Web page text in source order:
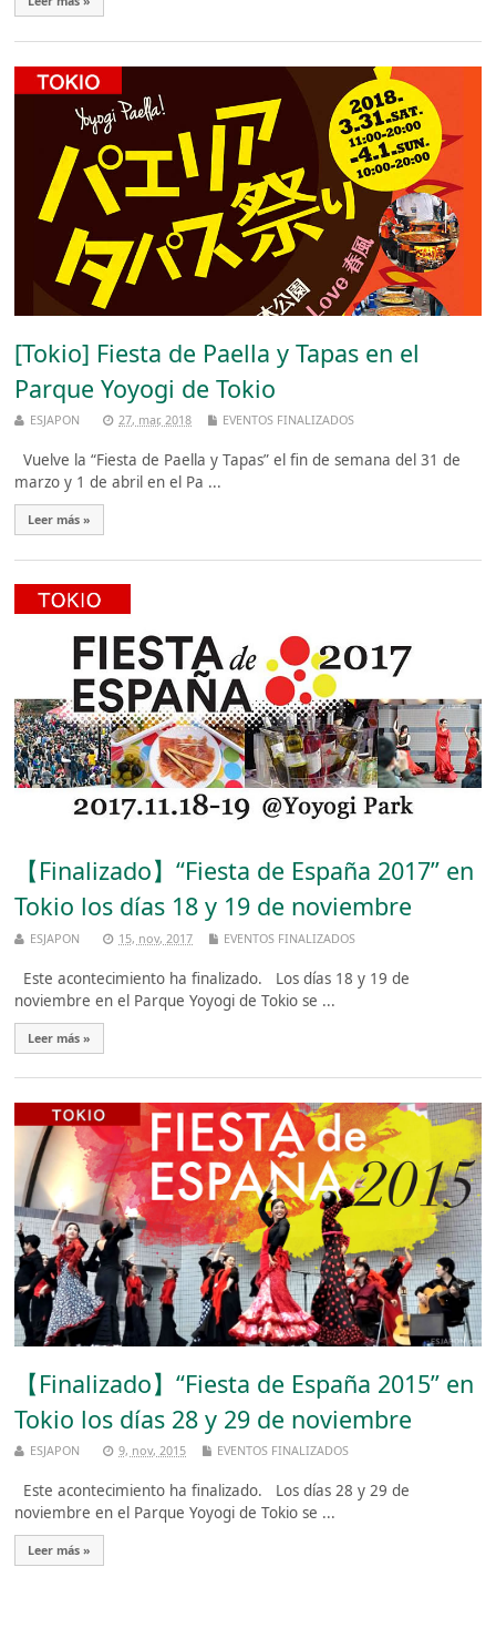
[Tokio] Fiesta de Paella y Tapas en el
Parque Yoyogi de Tokio
ESJAPON 27, mar, 2018 EVENTOS FINALIZADOS
Vuelve la “Fiesta de Paella y Tapas” el fin de semana del 31 de
marzo y 1 de abril en el Pa ...
Leer más »
【Finalizado】“Fiesta de España 2017” en
Tokio los días 18 y 19 de noviembre
ESJAPON 15, nov, 2017 EVENTOS FINALIZADOS
Este acontecimiento ha finalizado. Los días 18 y 19 de
noviembre en el Parque Yoyogi de Tokio se ...
Leer más »
【Finalizado】“Fiesta de España 2015” en
Tokio los días 28 y 29 de noviembre
ESJAPON 9, nov, 2015 EVENTOS FINALIZADOS
Este acontecimiento ha finalizado. Los días 28 y 29 de
noviembre en el Parque Yoyogi de Tokio se ...
Leer más »